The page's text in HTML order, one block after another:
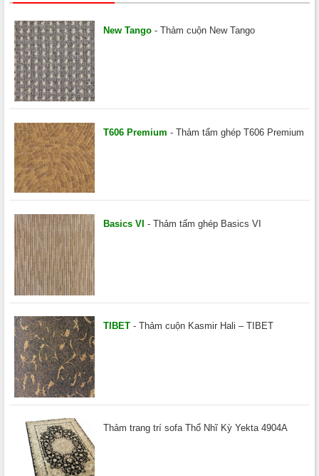
New Tango- Thảm cuộn New Tango
T606 Premium - Thảm tấm ghép T606 Premium
Basics VI - Thảm tấm ghép Basics VI
TIBET- Thảm cuộn Kasmir Hali – TIBET
Thảm trang trí sofa Thổ Nhĩ Kỳ Yekta 4904A